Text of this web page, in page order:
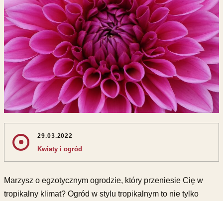
29.03.2022
Kwiaty i ogród
Marzysz o egzotycznym ogrodzie, który przeniesie Cię w
tropikalny klimat? Ogród w stylu tropikalnym to nie tylko